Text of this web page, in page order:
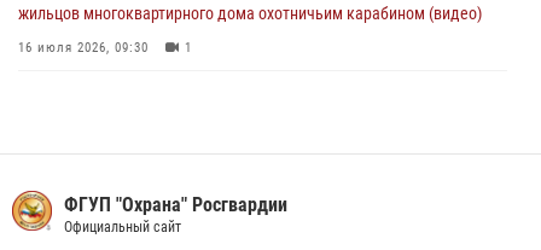
жильцов многоквартирного дома охотничьим карабином (видео)
16 июля 2026, 09:30 1
13 июля 2026, 14:14 1
Росгвардейцы задержали рецидивиста, подозреваемого в краже на
крупную сумму в Подмосковье
ФГУП "Охрана" Росгвардии
Официальный сайт